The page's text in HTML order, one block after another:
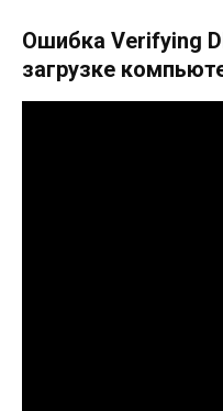
Ошибка Verifying
загрузке